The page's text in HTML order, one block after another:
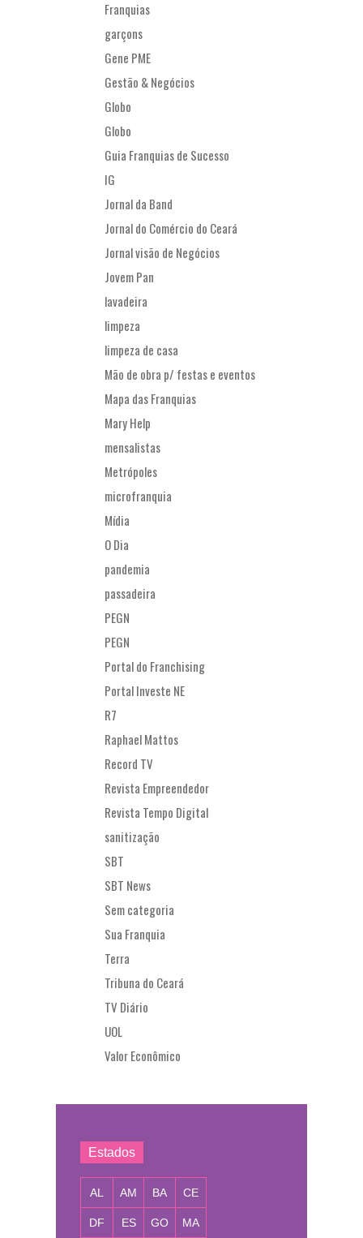
Franquias
garçons
Gene PME
Gestão & Negócios
Globo
Globo
Guia Franquias de Sucesso
IG
Jornal da Band
Jornal do Comércio do Ceará
Jornal visão de Negócios
Jovem Pan
lavadeira
limpeza
limpeza de casa
Mão de obra p/ festas e eventos
Mapa das Franquias
Mary Help
mensalistas
Metrópoles
microfranquia
Mídia
O Dia
pandemia
passadeira
PEGN
PEGN
Portal do Franchising
Portal Investe NE
R7
Raphael Mattos
Record TV
Revista Empreendedor
Revista Tempo Digital
sanitização
SBT
SBT News
Sem categoria
Sua Franquia
Terra
Tribuna do Ceará
TV Diário
UOL
Valor Econômico
Estados
AL AM BA CE
DF ES GO MA